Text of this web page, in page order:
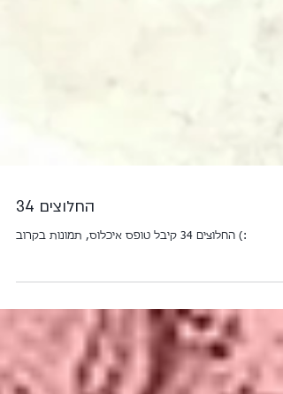
החלוצים 34
החלוצים 34 קיבל טופס איכלוס, תמונות בקרוב (: